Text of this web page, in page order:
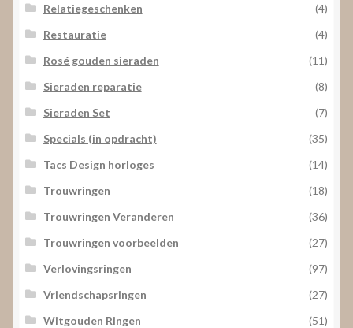
Relatiegeschenken
(4)
Restauratie
(4)
Rosé gouden sieraden
(11)
Sieraden reparatie
(8)
Sieraden Set
(7)
Specials (in opdracht)
(35)
Tacs Design horloges
(14)
Trouwringen
(18)
Trouwringen Veranderen
(36)
Trouwringen voorbeelden
(27)
Verlovingsringen
(97)
Vriendschapsringen
(27)
Witgouden Ringen
(51)